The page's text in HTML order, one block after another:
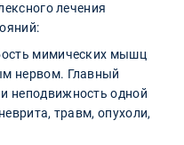
лечения
мимических мышц
нервом. Главный
неподвижность одной
травм, опухоли,